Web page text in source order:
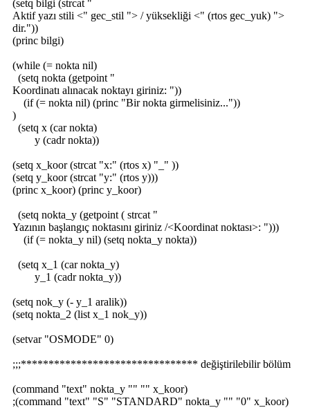
(setq bilgi (strcat "
Aktif yazı stili <" gec_stil "> / yüksekliği <" (rtos gec_yuk) ">
dir."))
(princ bilgi)
(while (= nokta nil)
(setq nokta (getpoint "
Koordinatı alınacak noktayı giriniz: "))
(if (= nokta nil) (princ "Bir nokta girmelisiniz..."))
)
(setq x (car nokta)
y (cadr nokta))
(setq x_koor (strcat "x:" (rtos x) "_" ))
(setq y_koor (strcat "y:" (rtos y)))
(princ x_koor) (princ y_koor)
(setq nokta_y (getpoint ( strcat "
Yazının başlangıç noktasını giriniz /<Koordinat noktası>: ")))
(if (= nokta_y nil) (setq nokta_y nokta))
(setq x_1 (car nokta_y)
y_1 (cadr nokta_y))
(setq nok_y (- y_1 aralik))
(setq nokta_2 (list x_1 nok_y))
(setvar "OSMODE" 0)
;;;******************************** değiştirilebilir bölüm
(command "text" nokta_y "" "" x_koor)
;(command "text" "S" "STANDARD" nokta_y "" "0" x_koor)